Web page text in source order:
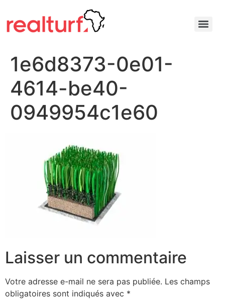
1e6d8373-0e01-
4614-be40-
0949954c1e60
Laisser un commentaire
Votre adresse e-mail ne sera pas publiée. Les champs
obligatoires sont indiqués avec *